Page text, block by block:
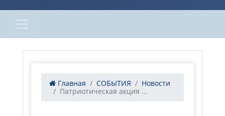
Главная СОБЫТИЯ
Новости
Патриотическая акция ...